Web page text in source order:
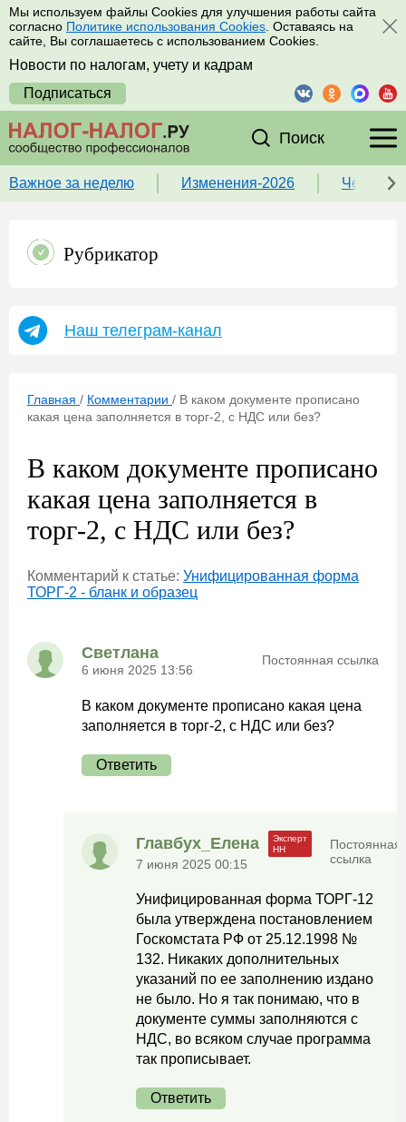
Мы используем файлы Cookies для улучшения работы сайта
согласно Политике использования Cookies . Оставаясь на
сайте, Вы соглашаетесь с использованием Cookies.
Новости по налогам, учету и кадрам
Подписаться
Поиск
Важное за неделю Изменения-2026 Чек-
Рубрикатор
Наш телеграм-канал
Главная / Комментарии / В каком документе прописано
какая цена заполняется в торг-2, с НДС или без?
В каком документе прописано
какая цена заполняется в
торг-2, с НДС или без?
Комментарий к статье: Унифицированная форма
ТОРГ-2 - бланк и образец
Светлана
6 июня 2025 13:56
Постоянная ссылка
В каком документе прописано какая цена
заполняется в торг-2, с НДС или без?
Ответить
Главбух_Елена
7 июня 2025 00:15
Постоянная
ссылка
Унифицированная форма ТОРГ-12
была утверждена постановлением
Госкомстата РФ от 25.12.1998 №
132. Никаких дополнительных
указаний по ее заполнению издано
не было. Но я так понимаю, что в
документе суммы заполняются с
НДС, во всяком случае программа
так прописывает.
Ответить